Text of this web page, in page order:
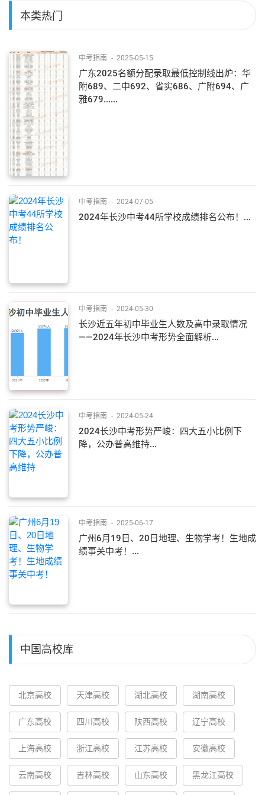
本类热门
中考指南 - 2025-05-15
广东2025名额分配录取最低控制线出炉：华
附689、二中692、省实686、广附694、广
雅679......
中考指南 - 2024-07-05
2024年长沙中考44所学校成绩排名公布！...
中考指南 - 2024-05-30
长沙近五年初中毕业生人数及高中录取情况
——2024年长沙中考形势全面解析...
中考指南 - 2024-05-24
2024长沙中考形势严峻：四大五小比例下
降，公办普高维持...
中考指南 - 2025-06-17
广州6月19日、20日地理、生物学考！生地成
绩事关中考！...
中国高校库
北京高校 天津高校 湖北高校 湖南高校
广东高校 四川高校 陕西高校 辽宁高校
上海高校 浙江高校 江苏高校 安徽高校
云南高校 吉林高校 山东高校 黑龙江高校